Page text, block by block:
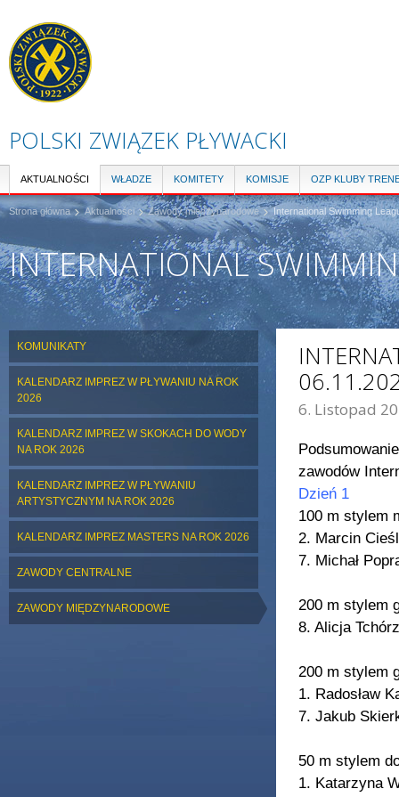
POLSKI ZWIĄZEK PŁYWACKI
AKTUALNOŚCI WŁADZE KOMITETY KOMISJE OZP KLUBY
Strona główna Aktualności Zawody międzynarodowe International Swimming
INTERNATIONAL
KOMUNIKATY
KALENDARZ IMPREZ W PŁYWANIU NA ROK
2026
KALENDARZ IMPREZ W SKOKACH DO WODY
NA ROK 2026
KALENDARZ IMPREZ W PŁYWANIU
ARTYSTYCZNYM NA ROK 2026
KALENDARZ IMPREZ MASTERS NA ROK 2026
ZAWODY CENTRALNE
ZAWODY MIĘDZYNARODOWE
6. Listopad
zawodów
Dzień 1
100 m stylem
2. Marcin
7. Michał
200 m stylem
8. Alicja
200 m stylem
1. Radosław
7. Jakub
50 m stylem
1. Katarzyna